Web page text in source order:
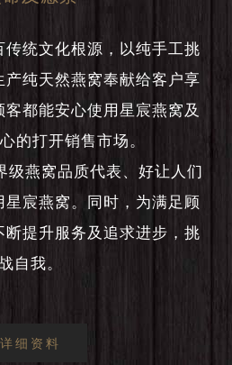
传统文化根源，以纯手工挑
纯天然燕窝奉献给客户享
都能安心使用星宸燕窝及
的打开销售市场。
级燕窝品质代表、好让人们
宸燕窝。同时，为满足顾
提升服务及追求进步，挑
自我。
详细资料